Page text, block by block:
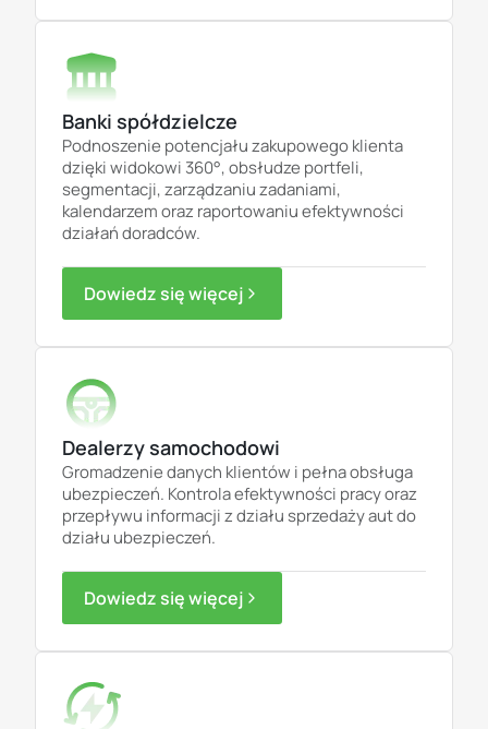
Banki spółdzielcze
Podnoszenie potencjału zakupowego klienta
dzięki widokowi 360°, obsłudze portfeli,
segmentacji, zarządzaniu zadaniami,
kalendarzem oraz raportowaniu efektywności
działań doradców.
Dowiedz się więcej
Dealerzy samochodowi
Gromadzenie danych klientów i pełnaobsługa
ubezpieczeń. Kontrola efektywności pracy oraz
przepływu informacji z działu sprzedaży aut do
działu ubezpieczeń.
Dowiedz się więcej